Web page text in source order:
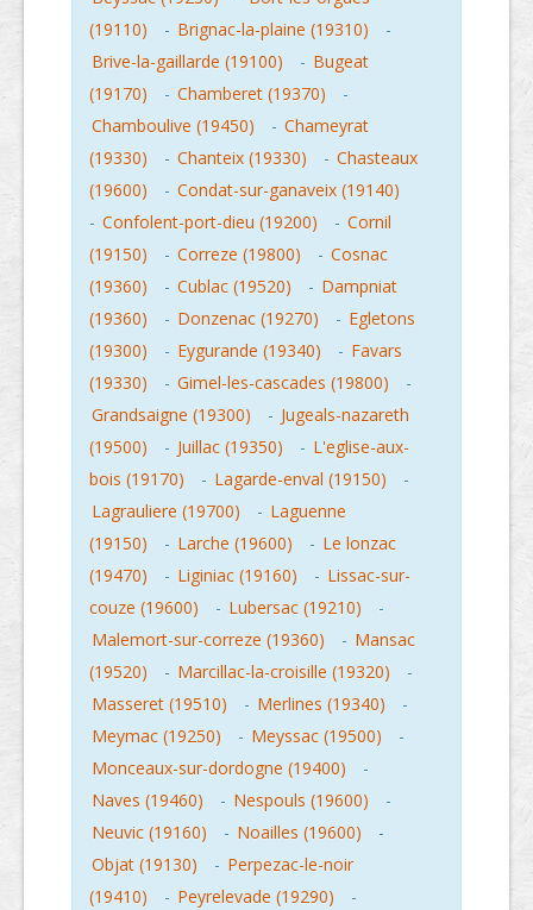
(19110)
- Brignac-la-plaine (19310)
-
Brive-la-gaillarde (19100)
- Bugeat
(19170)
- Chamberet (19370)
-
Chamboulive (19450)
- Chameyrat
(19330)
- Chanteix (19330) - Chasteaux
(19600)
- Condat-sur-ganaveix (19140)
- Confolent-port-dieu (19200) - Cornil
(19150)
- Correze (19800) - Cosnac
(19360)
- Cublac (19520) - Dampniat
(19360)
- Donzenac (19270) - Egletons
(19300)
- Eygurande (19340) - Favars
(19330)
- Gimel-les-cascades (19800)
-
Grandsaigne (19300)
- Jugeals-nazareth
(19500)
- Juillac (19350) - L'eglise-aux-
bois (19170)
- Lagarde-enval (19150)
-
Lagrauliere (19700)
- Laguenne
(19150)
- Larche (19600) - Le lonzac
(19470)
- Liginiac (19160) - Lissac-sur-
couze (19600)
- Lubersac (19210)
-
Malemort-sur-correze (19360)
- Mansac
(19520)
- Marcillac-la-croisille (19320)
-
Masseret (19510)
- Merlines (19340)
-
Meymac (19250)
- Meyssac (19500)
-
Monceaux-sur-dordogne (19400)
-
Naves (19460)
- Nespouls (19600)
-
Neuvic (19160)
- Noailles (19600)
-
Objat (19130)
- Perpezac-le-noir
(19410)
- Peyrelevade (19290)
-